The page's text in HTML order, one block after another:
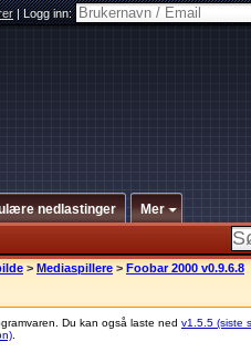
|Logg inn:
nedlastinger Mer
> Mediaspillere > Foobar 2000 v0.9.6.8
Du kan også laste ned v1.5.5 (siste